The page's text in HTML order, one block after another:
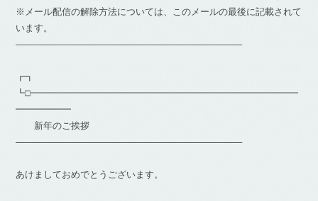
※メール配信の解除方法については、このメールの最後に記載されて
います。
————————————————————————–
┏┓
┗□━━━━━━━━━━━━━━━━━━━━━━━━━━━━━
━━━━━━
新年のご挨拶
————————————————————————–
あけましておめでとうございます。